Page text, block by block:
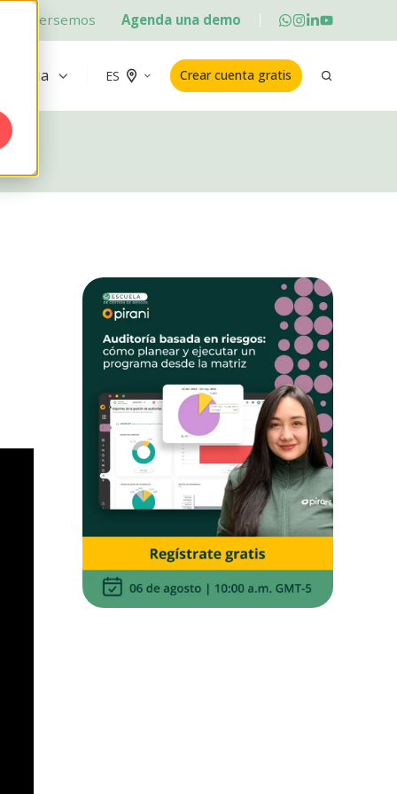
Conversemos Agenda una demo
ES Crear cuenta gratis